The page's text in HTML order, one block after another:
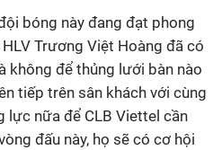
bóng này đang đạt phong
Trương Việt Hoàng đã có
không để thủng lưới bàn nào
tiếp trên sân khách với cùng
lực nữa để CLB Viettel cần
đấu này, họ sẽ có cơ hội